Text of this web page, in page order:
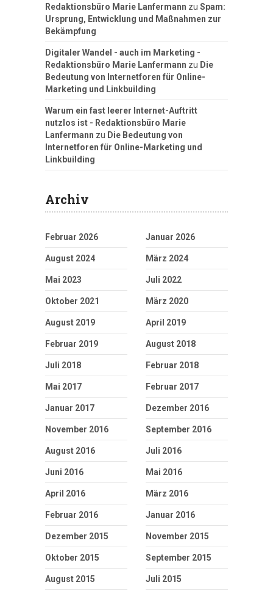
Redaktionsbüro Marie Lanfermann zu Spam:
Ursprung, Entwicklung und Maßnahmen zur
Bekämpfung
Digitaler Wandel - auch im Marketing -
Redaktionsbüro Marie Lanfermann zu Die
Bedeutung von Internetforen für Online-
Marketing und Linkbuilding
Warum ein fast leerer Internet-Auftritt
nutzlos ist - Redaktionsbüro Marie
Lanfermann zu Die Bedeutung von
Internetforen für Online-Marketing und
Linkbuilding
Archiv
Februar 2026 Januar 2026
August 2024 März 2024
Mai 2023 Juli 2022
Oktober 2021 März 2020
August 2019 April 2019
Februar 2019 August 2018
Juli 2018 Februar 2018
Mai 2017 Februar 2017
Januar 2017 Dezember 2016
November 2016 September 2016
August 2016 Juli 2016
Juni 2016 Mai 2016
April 2016 März 2016
Februar 2016 Januar 2016
Dezember 2015 November 2015
Oktober 2015 September 2015
August 2015 Juli 2015